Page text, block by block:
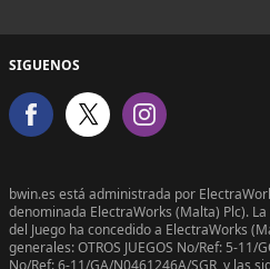
SIGUENOS
bwin.es está administrada por
denominada ElectraWorks (Malta) Plc).
del Juego ha concedido a ElectraWorks
generales: OTROS JUEGOS No/Ref: 5-11/
No/Ref: 6-11/GA/N0461246A/SGR, y las